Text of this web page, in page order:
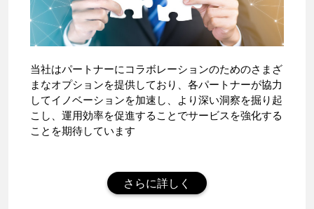
当社はパートナーにコラボレーションのためのさまざ
まなオプションを提供しており、各パートナーが協力
してイノベーションを加速し、より深い洞察を掘り起
こし、運用効率を促進することでサービスを強化する
ことを期待しています
さらに詳しく